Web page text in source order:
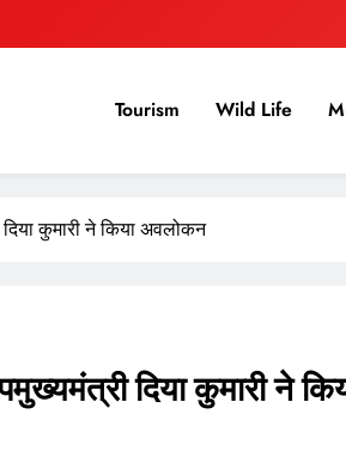
Tourism Wild Life
कुमारी ने किया अवलोकन
दिया कुमारी ने